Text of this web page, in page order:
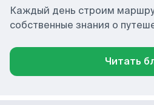
Каждый день строим
собственные знания о
Читать